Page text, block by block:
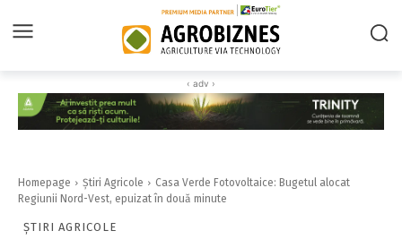
‹ adv ›
Homepage Știri Agricole
Casa Verde Fotovoltaice: Bugetul alocat
Regiunii Nord-Vest, epuizat în două minute
ȘTIRI AGRICOLE